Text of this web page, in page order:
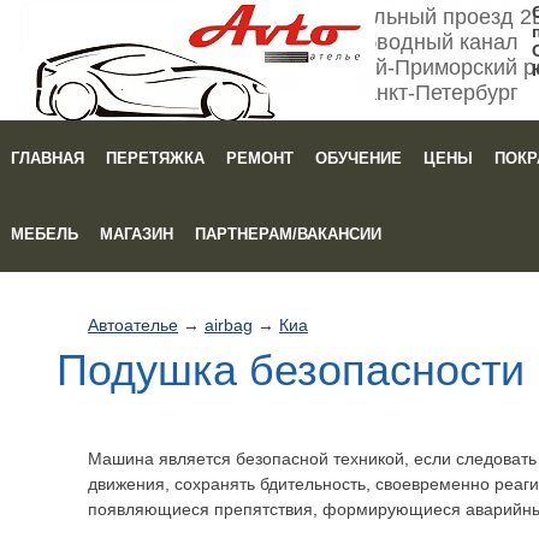
Мебельный проезд
Обводный канал
Кировский-Приморский
Санкт-Петербург
ГЛАВНАЯ ПЕРЕТЯЖКА РЕМОНТ ОБУЧЕНИЕ ЦЕНЫ
МЕБЕЛЬ МАГАЗИН ПАРТНЕРАМ/ВАКАНСИИ
Автоателье → airbag → Киа
Подушка
Машина является безопасной техникой, если
движения, сохранять бдительность, своевременно
появляющиеся препятствия, формирующиеся